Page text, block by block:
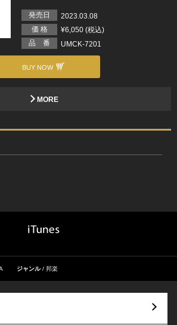
発売日
2023.03.08
価 格
¥6,050 (税込)
品 番
UMCK-7201
BUY NOW
MORE
ジャンル 邦楽